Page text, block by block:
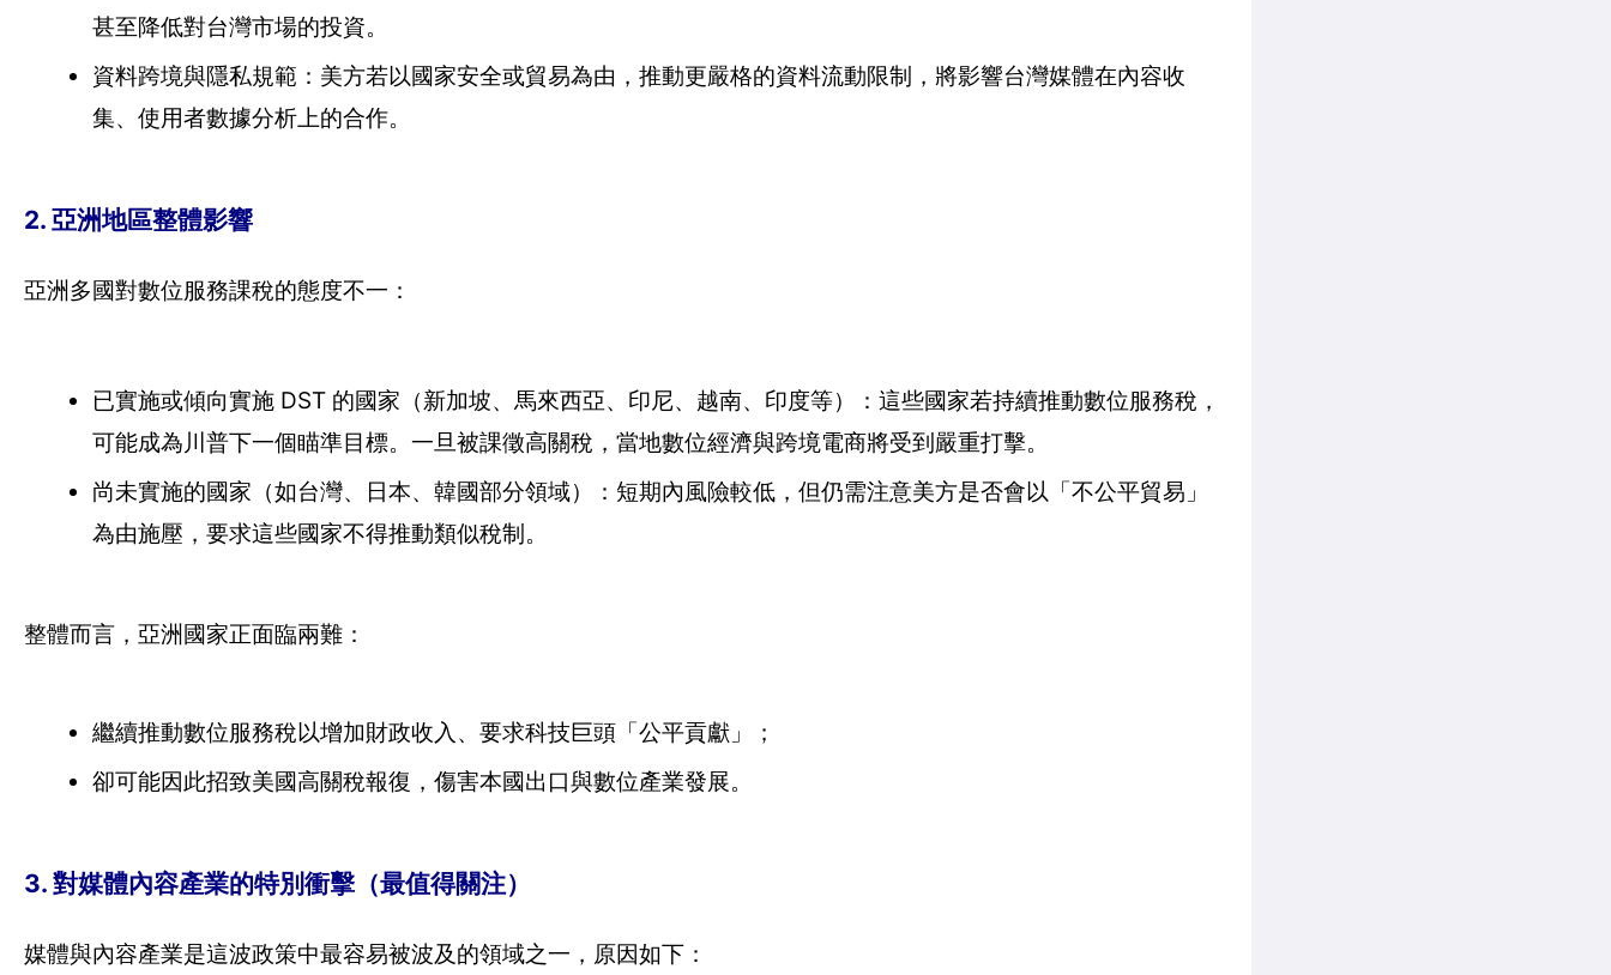
甚至降低對台灣市場的投資。
資料跨境與隱私規範：美方若以國家安全或貿易為由，推動更嚴格的資料流動限制，將影響台灣媒體在內容收
集、使用者數據分析上的合作。
2. 亞洲地區整體影響
亞洲多國對數位服務課稅的態度不一：
已實施或傾向實施 DST 的國家（新加坡、馬來西亞、印尼、越南、印度等）：這些國家若持續推動數位服務稅，
可能成為川普下一個瞄準目標。一旦被課徵高關稅，當地數位經濟與跨境電商將受到嚴重打擊。
尚未實施的國家（如台灣、日本、韓國部分領域）：短期內風險較低，但仍需注意美方是否會以「不公平貿易」
為由施壓，要求這些國家不得推動類似稅制。
整體而言，亞洲國家正面臨兩難：
繼續推動數位服務稅以增加財政收入、要求科技巨頭「公平貢獻」；
卻可能因此招致美國高關稅報復，傷害本國出口與數位產業發展。
3. 對媒體內容產業的特別衝擊（最值得關注）
媒體與內容產業是這波政策中最容易被波及的領域之一，原因如下：